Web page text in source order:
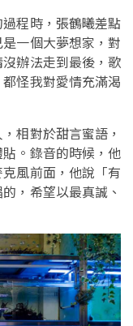
程時，張鶴曦差點
一個大夢想家，對
辦法走到最後，歌
怪我對愛情充滿渴
相對於甜言蜜語，
。錄音的時候，他
風前面，他說「有
，希望以最真誠、